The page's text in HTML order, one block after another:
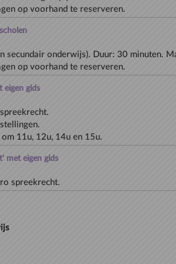
op voorhand te reserveren.
secundair onderwijs). Duur: 30 minuten.
op voorhand te reserveren.
eigen gids
met eigen gids
spreekrecht.